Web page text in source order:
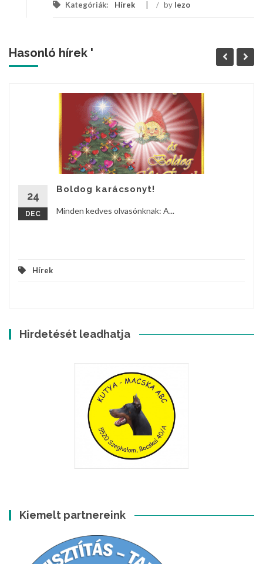
Kategóriák: Hírek / by lezo
Hasonló hírek '
24
DEC
Boldog karácsonyt!
Minden kedves olvasónknak: A...
Hírek
Hirdetését leadhatja
Kiemelt partnereink